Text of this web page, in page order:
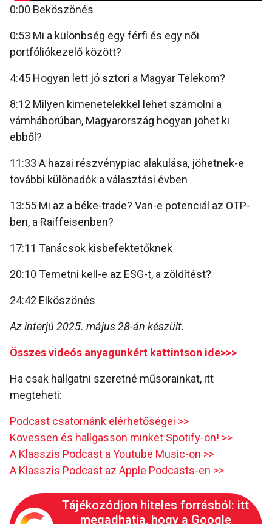
0:00 Beköszönés
0:53 Mi a különbség egy férfi és egy női
portfóliókezelő között?
4:45 Hogyan lett jó sztori a Magyar Telekom?
8:12 Milyen kimenetelekkel lehet számolni a
vámháborúban, Magyarország hogyan jöhet ki
ebből?
11:33 A hazai részvénypiac alakulása, jöhetnek-e
további különadók a választási évben
13:55 Mi az a béke-trade? Van-e potenciál az OTP-
ben, a Raiffeisenben?
17:11 Tanácsok kisbefektetőknek
20:10 Temetni kell-e az ESG-t, a zöldítést?
24:42 Elköszönés
Az interjú 2025. május 28-án készült.
Összes videós anyagunkért kattintson ide>>>
Ha csak hallgatni szeretné műsorainkat, itt
megteheti:
Podcast csatornánk elérhetőségei >>
Kövessen és hallgasson minket Spotify-on! >>
A Klasszis Podcast a Youtube Music-on >>
A Klasszis Podcast az Apple Podcasts-en >>
Tájékozódjon hiteles forrásból: itt
megadhatja, hogy a Google